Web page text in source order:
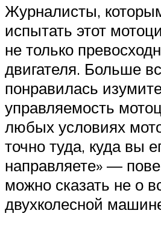
Журналисты,
испытать этот
не только
двигателя. Больше
понравилась
управляемость
любых условиях
точно туда, куда вы
направляете» —
можно сказать не о
двухколесной